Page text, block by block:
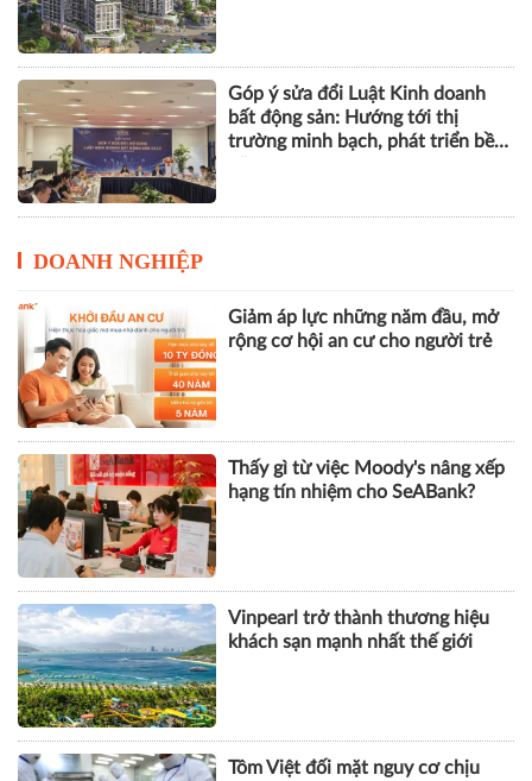
Góp ý sửa đổi Luật Kinh doanh
bất động sản: Hướng tới thị
trường minh bạch, phát triển bền
DOANH NGHIỆP
Giảm áp lực những năm đầu, mở
rộng cơ hội an cư cho người trẻ
Thấy gì từ việc Moody's nâng xếp
hạng tín nhiệm cho SeABank?
Vinpearl trở thành thương hiệu
khách sạn mạnh nhất thế giới
Tôm Việt đối mặt nguy cơ chịu